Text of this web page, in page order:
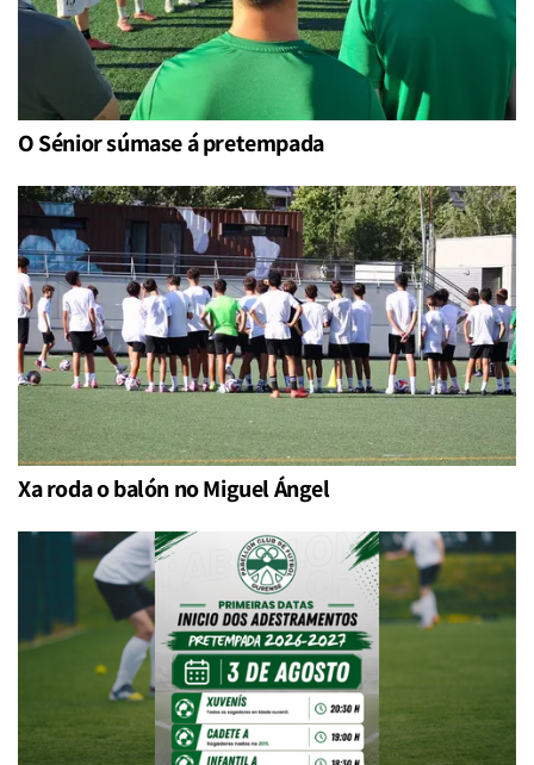
O Sénior súmase á pretempada
Xa roda o balón no Miguel Ángel